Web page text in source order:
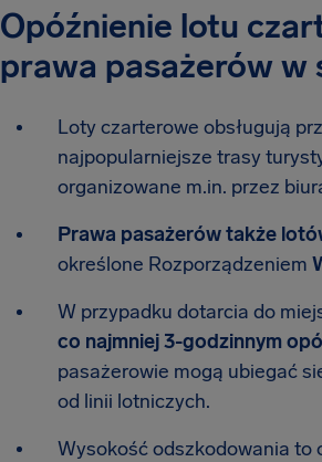
Opóźnienie lotu
prawa pasażerów w
Loty czarterowe obsługują
najpopularniejsze trasy
organizowane m.in. przez
Prawa pasażerów także
określone Rozporządzeniem
W przypadku dotarcia do
co najmniej 3-godzinnym
pasażerowie mogą ubiegać
od linii lotniczych.
Wysokość odszkodowania to